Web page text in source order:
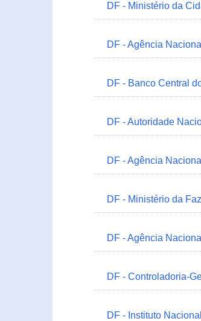
DF - Ministério da
DF - Agência
DF - Banco Central
DF - Autoridade
DF - Agência
DF - Ministério da
DF - Agência
DF - Controladoria-
DF - Instituto